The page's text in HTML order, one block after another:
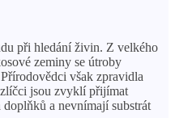
při hledání živin. Z velkého
zeminy se útroby
však zpravidla
jsou zvyklí přijímat
a nevnímají substrát